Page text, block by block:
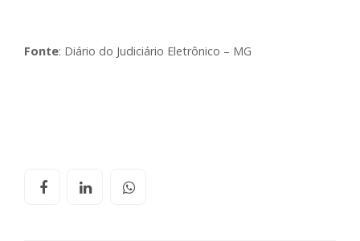
Fonte: Diário do Judiciário Eletrônico – MG